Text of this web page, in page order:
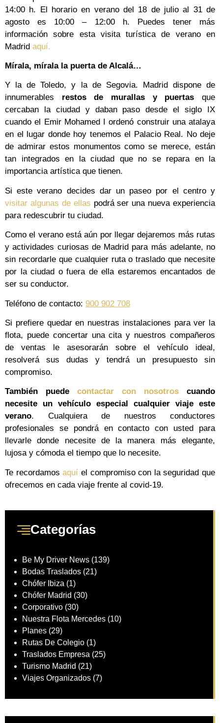
14:00 h. El horario en verano del 18 de julio al 31 de
agosto es 10:00 – 12:00 h. Puedes tener más
información sobre esta visita turística de verano en
Madrid aquí.
Mírala, mírala la puerta de Alcalá…
Y la de Toledo, y la de Segovia. Madrid dispone de
innumerables restos de murallas y puertas que
cercaban la ciudad y daban paso desde el siglo IX
cuando el Emir Mohamed I ordenó construir una atalaya
en el lugar donde hoy tenemos el Palacio Real. No deje
de admirar estos monumentos como se merece, están
tan integrados en la ciudad que no se repara en la
importancia artística que tienen.
Si este verano decides dar un paseo por el centro y
visitar algunas de ellas podrá ser una nueva experiencia
para redescubrir tu ciudad.
Como el verano está aún por llegar dejaremos más rutas
y actividades curiosas de Madrid para más adelante, no
sin recordarle que cualquier ruta o traslado que necesite
por la ciudad o fuera de ella estaremos encantados de
ser su conductor.
Teléfono de contacto: 900 902 708
Si prefiere quedar en nuestras instalaciones para ver la
flota, puede concertar una cita y nuestros compañeros
de ventas le asesorarán sobre el vehículo ideal,
resolverá sus dudas y tendrá un presupuesto sin
compromiso.
También puede contactar con nosotros cuando
necesite un vehículo especial cualquier viaje este
verano. Cualquiera de nuestros conductores
profesionales se pondrá en contacto con usted para
llevarle donde necesite de la manera más elegante,
lujosa y cómoda el tiempo que lo necesite.
Te recordamosaquí el compromiso con la seguridad que
ofrecemos en cada viaje frente al covid-19.
Categorías
Be My Driver News (139)
Bodas Traslados (21)
Chófer Ibiza (1)
Chófer Madrid (30)
Corporativo (30)
Nuestra Flota Mercedes (10)
Planes (29)
Rutas De Colegio (1)
Traslados Empresa (25)
Turismo Madrid (21)
Viajes Organizados (7)